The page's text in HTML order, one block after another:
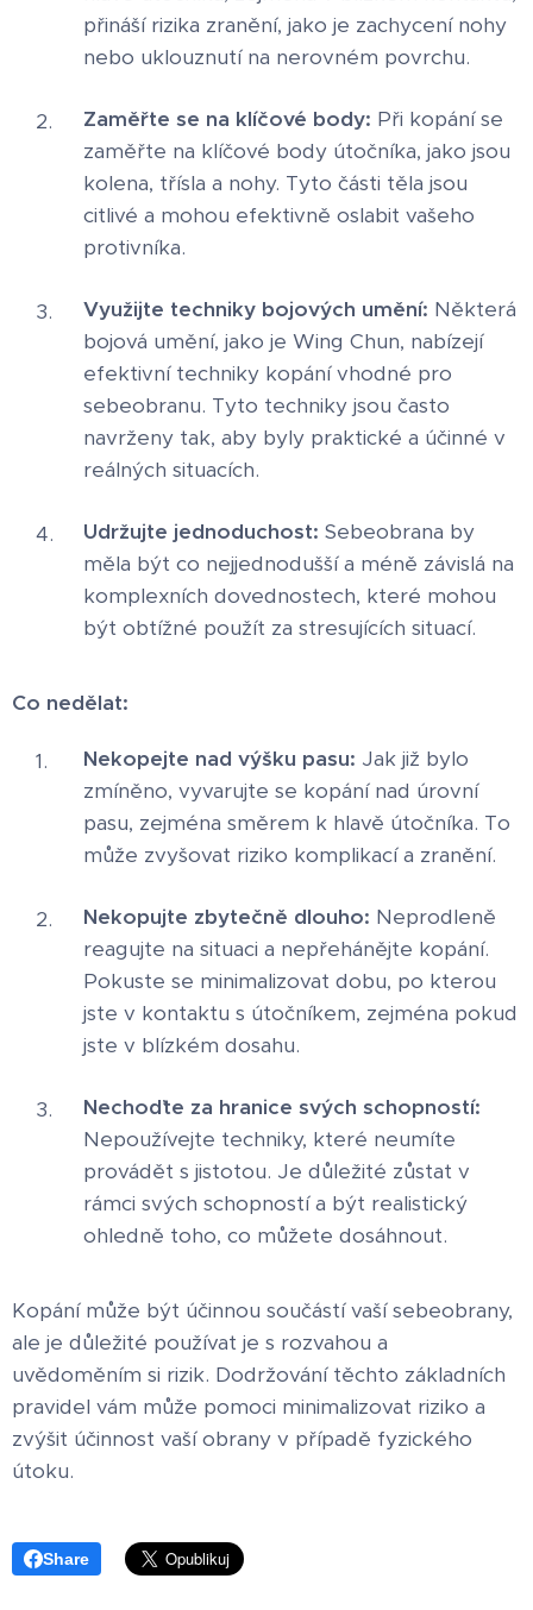
přináší rizika zranění, jako je zachycení nohy
nebo uklouznutí na nerovném povrchu.
Zaměřte se na klíčové body: Při kopání se
zaměřte na klíčové body útočníka, jako jsou
kolena, třísla a nohy. Tyto části těla jsou
citlivé a mohou efektivně oslabit vašeho
protivníka.
Využijte techniky bojových umění: Některá
bojová umění, jako je Wing Chun, nabízejí
efektivní techniky kopání vhodné pro
sebeobranu. Tyto techniky jsou často
navrženy tak, aby byly praktické a účinné v
reálných situacích.
Udržujte jednoduchost: Sebeobrana by
měla být co nejjednodušší a méně závislá na
komplexních dovednostech, které mohou
být obtížné použít za stresujících situací.
Co nedělat:
Nekopejte nad výšku pasu: Jak již bylo
zmíněno, vyvarujte se kopání nad úrovní
pasu, zejména směrem k hlavě útočníka. To
může zvyšovat riziko komplikací a zranění.
Nekopujte zbytečně dlouho: Neprodleně
reagujte na situaci a nepřehánějte kopání.
Pokuste se minimalizovat dobu, po kterou
jste v kontaktu s útočníkem, zejména pokud
jste v blízkém dosahu.
Nechoďte za hranice svých schopností:
Nepoužívejte techniky, které neumíte
provádět s jistotou. Je důležité zůstat v
rámci svých schopností a být realistický
ohledně toho, co můžete dosáhnout.
Kopání může být účinnou součástí vaší sebeobrany,
ale je důležité používat je s rozvahou a
uvědoměním si rizik. Dodržování těchto základních
pravidel vám může pomoci minimalizovat riziko a
zvýšit účinnost vaší obrany v případě fyzického
útoku.
Share